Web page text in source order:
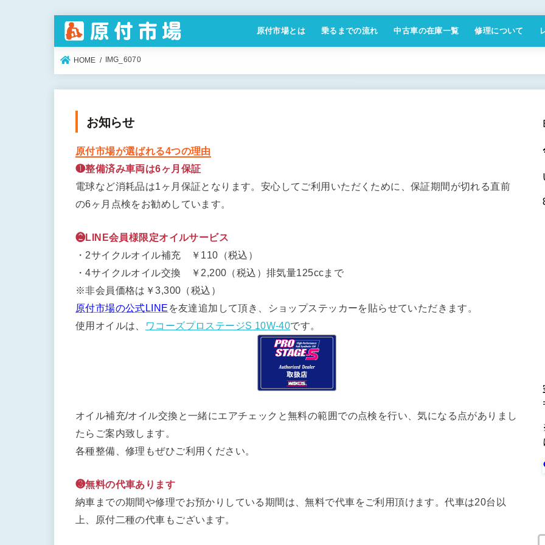
原付市場とは 乗るまでの流れ 中古車の在庫一覧 修理について
HOME IMG_6070
お知らせ
原付市場が選ばれる4つの理由
❶整備済み車両は6ヶ月保証
電球など消耗品は1ヶ月保証となります。安心してご利用いただくために、保証期間が切れる直前
の6ヶ月点検をお勧めしています。
❷LINE会員様限定オイルサービス
・2サイクルオイル補充 ￥110（税込）
・4サイクルオイル交換 ￥2,200（税込）排気量125ccまで
※非会員価格は￥3,300（税込）
原付市場の公式LINE を友達追加して頂き、ショップステッカーを貼らせていただきます。
使用オイルは、
ワコーズプロステージS 10W-40です。
オイル補充/オイル交換と一緒にエアチェックと無料の範囲での点検を行い、気になる点がありまし
たらご案内致します。
各種整備、修理もぜひご利用ください。
❸無料の代車あります
納車までの期間や修理でお預かりしている期間は、無料で代車をご利用頂けます。代車は20台以
上、原付二種の代車もございます。